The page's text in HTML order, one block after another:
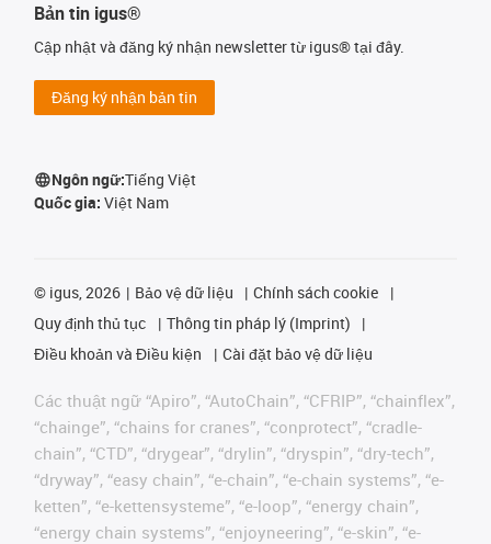
Bản tin igus®
Cập nhật và đăng ký nhận newsletter từ igus® tại đây.
Đăng ký nhận bản tin
Ngôn ngữ:Tiếng Việt
Quốc gia: Việt Nam
© igus, 2026 Bảo vệ dữ liệu
Chính sách cookie
Quy định thủ tục
Thông tin pháp lý (Imprint)
Điều khoản và Điều kiện
Cài đặt bảo vệ dữ liệu
Các thuật ngữ “Apiro”, “AutoChain”, “CFRIP”, “chainflex”,
“chainge”, “chains for cranes”, “conprotect”, “cradle-
chain”, “CTD”, “drygear”, “drylin”, “dryspin”, “dry-tech”,
“dryway”, “easy chain”, “e-chain”, “e-chain systems”, “e-
ketten”, “e-kettensysteme”, “e-loop”, “energy chain”,
“energy chain systems”, “enjoyneering”, “e-skin”, “e-